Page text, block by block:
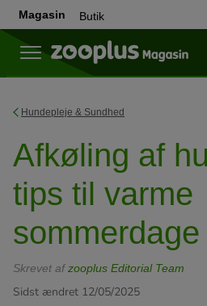
Magasin Butik
Hundepleje & Sundhed
Afkøling af
tips til varme
sommerdage
Skrevet afzooplus Editorial Team
Sidst ændret 12/05/2025